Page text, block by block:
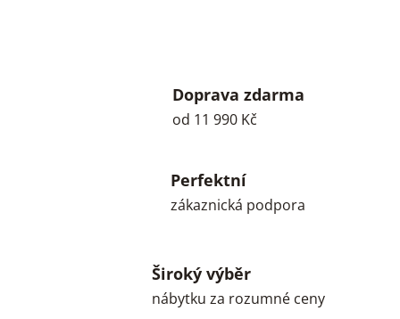
Doprava zdarma
od 11 990 Kč
Perfektní
zákaznická podpora
Široký výběr
nábytku za rozumné ceny